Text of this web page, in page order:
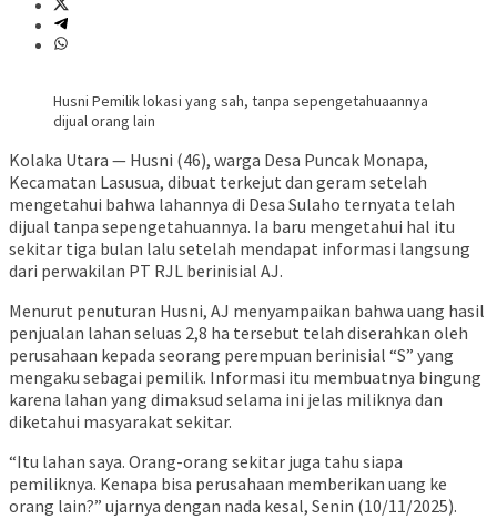
Husni Pemilik lokasi yang sah, tanpa sepengetahuaannya
dijual orang lain
Kolaka Utara — Husni (46), warga Desa Puncak Monapa,
Kecamatan Lasusua, dibuat terkejut dan geram setelah
mengetahui bahwa lahannya di Desa Sulaho ternyata telah
dijual tanpa sepengetahuannya. Ia baru mengetahui hal itu
sekitar tiga bulan lalu setelah mendapat informasi langsung
dari perwakilan PT RJL berinisial AJ.
Menurut penuturan Husni, AJ menyampaikan bahwa uang hasil
penjualan lahan seluas 2,8 ha tersebut telah diserahkan oleh
perusahaan kepada seorang perempuan berinisial “S” yang
mengaku sebagai pemilik. Informasi itu membuatnya bingung
karena lahan yang dimaksud selama ini jelas miliknya dan
diketahui masyarakat sekitar.
“Itu lahan saya. Orang-orang sekitar juga tahu siapa
pemiliknya. Kenapa bisa perusahaan memberikan uang ke
orang lain?” ujarnya dengan nada kesal, Senin (10/11/2025).